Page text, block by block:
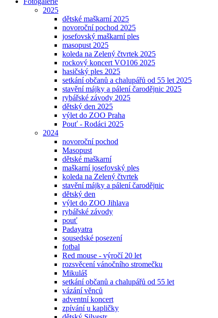
2025
dětské maškarní 2025
novoroční pochod 2025
josefovský maškarní ples
masopust 2025
koleda na Zelený čtvrtek 2025
rockový koncert VO106 2025
hasičský ples 2025
setkání občanů a chalupářů od 55 let 2025
stavění májky a pálení čarodějnic 2025
rybářské závody 2025
dětský den 2025
výlet do ZOO Praha
Pouť - Rodáci 2025
2024
novoroční pochod
Masopust
dětské maškarní
maškarní josefovský ples
koleda na Zelený čtvrtek
stavění májky a pálení čarodějnic
dětský den
výlet do ZOO Jihlava
rybářské závody
pouť
Padayatra
sousedské posezení
fotbal
Red mouse - výročí 20 let
rozsvěcení vánočního stromečku
Mikuláš
setkání občanů a chalupářů od 55 let
vázání věnců
adventní koncert
zpívání u kapličky